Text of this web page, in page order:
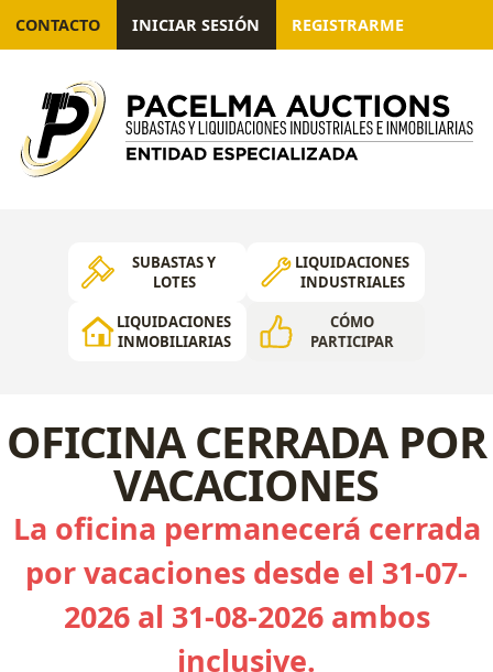
CONTACTO INICIAR SESIÓN REGISTRARME
SUBASTAS Y
LOTES
LIQUIDACIONES
INDUSTRIALES
LIQUIDACIONES
INMOBILIARIAS
CÓMO
PARTICIPAR
OFICINA CERRADA POR
VACACIONES
La oficina permanecerá cerrada
por vacaciones desde el 31-07-
2026 al 31-08-2026 ambos
inclusive.